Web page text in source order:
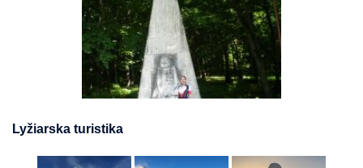
Lyžiarska turistika